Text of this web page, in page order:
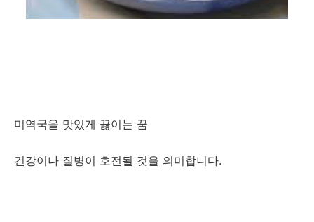
미역국을 맛있게 끓이는 꿈
건강이나 질병이 호전될 것을 의미합니다.